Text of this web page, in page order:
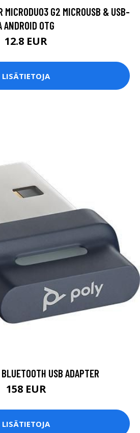
MICRODUO3 G2 MICROUSB & USB-
ANDROID OTG
12.8 EUR
LISÄTIETOJA
USB ADAPTER
158 EUR
LISÄTIETOJA